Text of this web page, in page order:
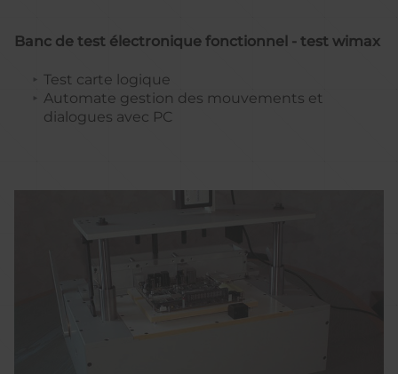
Banc de test électronique fonctionnel - test wimax
Test carte logique
Automate gestion des mouvements et
dialogues avec PC